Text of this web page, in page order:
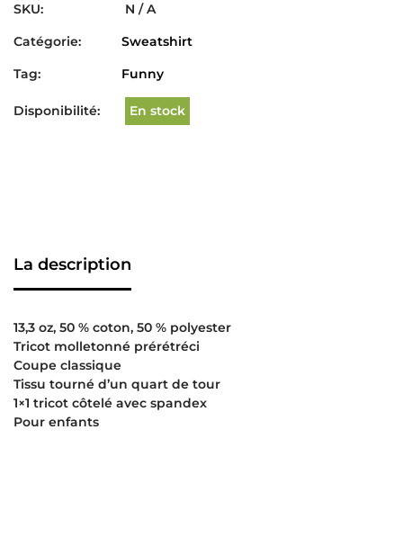
SKU:
N / A
Catégorie:
Sweatshirt
Tag:
Funny
Disponibilité: En stock
La description
13,3 oz, 50 % coton, 50 % polyester
Tricot molletonné prérétréci
Coupe classique
Tissu tourné d’un quart de tour
1×1 tricot côtelé avec spandex
Pour enfants